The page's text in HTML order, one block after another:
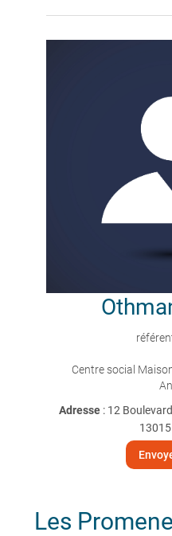
Centre social
Adresse : 12
Les